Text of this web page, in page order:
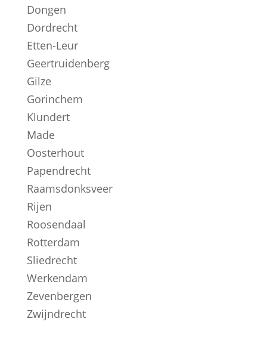
Dongen
Dordrecht
Etten-Leur
Geertruidenberg
Gilze
Gorinchem
Klundert
Made
Oosterhout
Papendrecht
Raamsdonksveer
Rijen
Roosendaal
Rotterdam
Sliedrecht
Werkendam
Zevenbergen
Zwijndrecht